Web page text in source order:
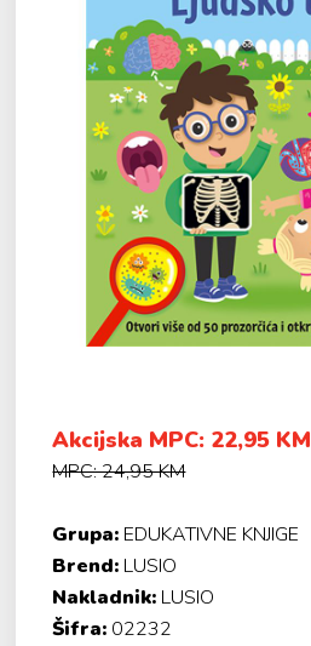
Akcijska MPC: 22,95 KM
MPC: 24,95 KM
Grupa: EDUKATIVNE KNJIGE
Brend: LUSIO
Nakladnik: LUSIO
Šifra: 02232